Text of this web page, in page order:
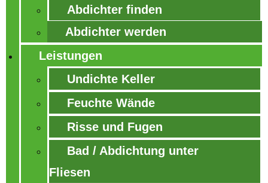
Abdichter finden
Abdichter werden
Leistungen
Undichte Keller
Feuchte Wände
Risse und Fugen
Bad / Abdichtung unter
Fliesen